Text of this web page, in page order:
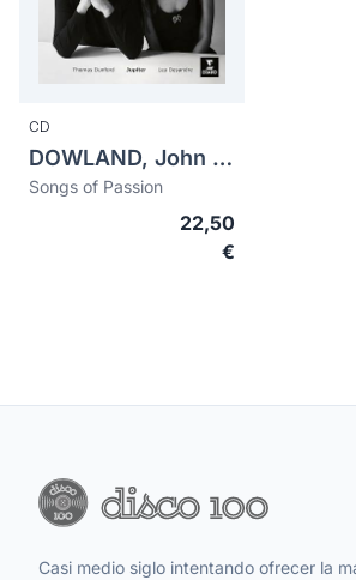
CD
DOWLAND, John (1563-1626)
Songs of Passion
22,50
€
Casi medio siglo intentando ofrecer la